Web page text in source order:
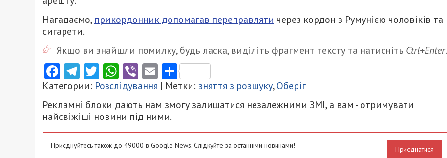
Нагадаємо, прикордонник допомагав переправляти через кордон з Румунією чоловіків та
сигарети.
Якщо ви знайшли помилку, будь ласка, виділіть фрагмент тексту та натисніть Ctrl+Enter.
Facebook
Telegram
Twitter
WhatsApp
ViberEmailПоділитися
Категории: Розслідування | Метки: зняття з розшуку,Оберіг
Рекламні блоки дають нам змогу залишатися незалежними ЗМІ, а вам - отримувати
найсвіжіші новини під ними.
Приєднуйтесь також до 49000 в Google News. Слідкуйте за останніми новинами! Приєднатися